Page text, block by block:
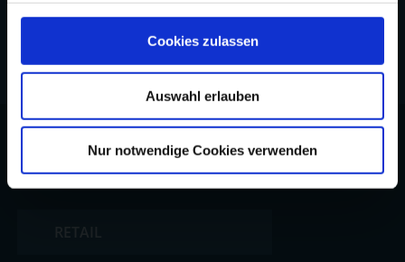
Cookies zulassen
Auswahl erlauben
Nur notwendige Cookies verwenden
Imprint